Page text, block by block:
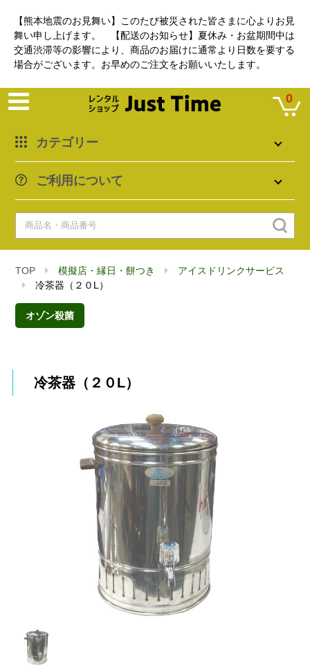
【熊本地震のお見舞い】このたび被災された皆さまに心よりお見
舞い申し上げます。 【配送のお知らせ】夏休み・お盆期間中は
交通渋滞等の影響により、商品のお届けに通常より日数を要する
場合がございます。お早めのご注文をお願いいたします。
カテゴリー
ご利用について
0
TOP 模擬店・縁日・餅つき
アイスドリンクサービス
冷茶器（２０L）
オゾン殺菌
冷茶器（２０L）